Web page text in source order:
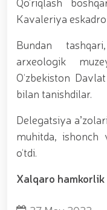
vatanparvarlik
B.Tashmatov
tanishdi. //Milliy
polkovnik
o'rganish ishlarini
ilm-fan va
istiqbollari”
qo‘mondoni
manzilli
oshirdi. //
xavfsiz muhitni
oshirildi. //
doimiy
general-polkovnik
Kavaleriya
Bundan
arxeologik
O‘zbekiston
bilan tanishdilar.
Delegatsiya
muhitda, ishonch
o‘tdi.
Xalqaro